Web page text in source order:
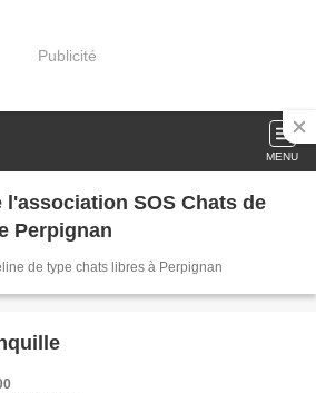
Publicité
MENU
l'association SOS Chats de
Perpignan
de type chats libres à Perpignan